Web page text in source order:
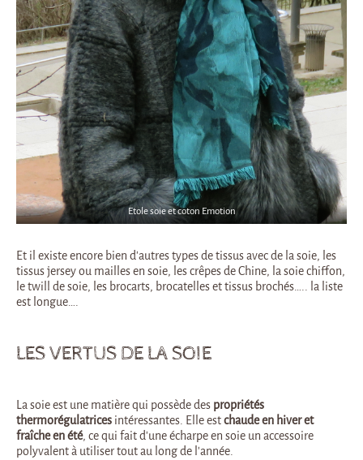
Etole soie et coton Emotion
Et il existe encore bien d’autres types de tissus avec de la soie, les
tissus jersey ou mailles en soie, les crêpes de Chine, la soie chiffon,
le twill de soie, les brocarts, brocatelles et tissus brochés….. la liste
est longue….
LES VERTUS DE LA SOIE
La soie est une matière qui possède des propriétés
thermorégulatrices intéressantes. Elle estchaude en hiver et
fraîche en été, ce qui fait d’une écharpe en soie un accessoire
polyvalent à utiliser tout au long de l’année.